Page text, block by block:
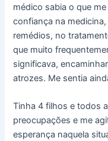
médico sabia o que
confiança na
remédios, no
que muito
significava,
atrozes. Me sentia
Tinha 4 filhos e todos
preocupações e me
esperança naquela